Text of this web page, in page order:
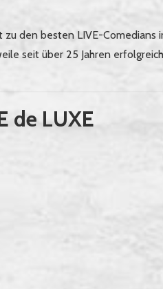
zu den besten LIVE-Comedians
seit über 25 Jahren
de LUXE